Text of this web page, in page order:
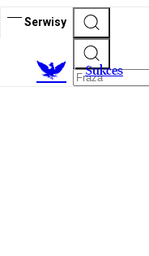
Serwisy
Sukces